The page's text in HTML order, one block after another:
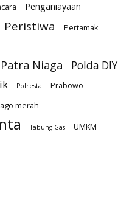
Penganiayaan
Peristiwa Pertamak
Niaga
Polda DIY
Polresta Prabowo
merah
Tabung Gas
UMKM